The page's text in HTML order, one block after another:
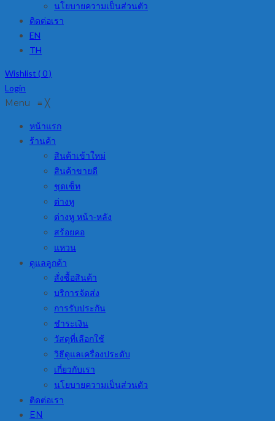
นโยบายความเป็นส่วนตัว
ติดต่อเรา
EN
TH
Wishlist (0)
Login
Menu ≡ ╳
หน้าแรก
ร้านค้า
สินค้าเข้าใหม่
สินค้าขายดี
ชุดเซ็ท
ต่างหู
ต่างหู หน้า-หลัง
สร้อยคอ
แหวน
ดูแลลูกค้า
สั่งซื้อสินค้า
บริการจัดส่ง
การรับประกัน
ชำระเงิน
วัสดุที่เลือกใช้
วิธีดูแลเครื่องประดับ
เกี่ยวกับเรา
นโยบายความเป็นส่วนตัว
ติดต่อเรา
EN